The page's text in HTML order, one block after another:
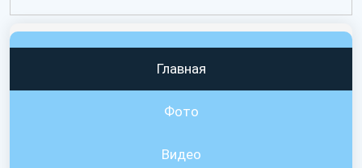
Главная
Фото
Видео